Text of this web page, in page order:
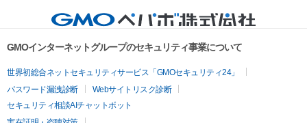
GMOインターネットグループのセキュリティ事業について
世界初総合ネットセキュリティサービス「GMOセキュリティ24」
パスワード漏洩診断
Webサイトリスク診断
セキュリティ相談AIチャットボット